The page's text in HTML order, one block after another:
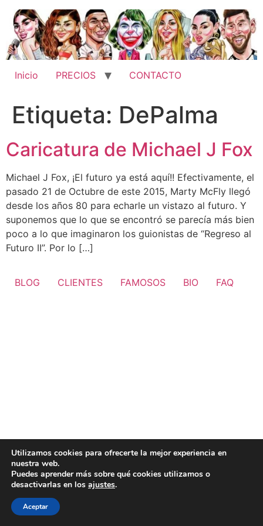
contenido
Inicio PRECIOS CONTACTO
Etiqueta: DePalma
Caricatura de Michael J Fox
Michael J Fox, ¡El futuro ya está aquí!! Efectivamente, el
pasado 21 de Octubre de este 2015, Marty McFly llegó
desde los años 80 para echarle un vistazo al futuro. Y
suponemos que lo que se encontró se parecía más bien
poco a lo que imaginaron los guionistas de “Regreso al
Futuro II”. Por lo […]
BLOG CLIENTES FAMOSOS BIO FAQ
Utilizamos cookies para ofrecerte la mejor experiencia en
nuestra web.
Puedes aprender más sobre qué cookies utilizamos o
desactivarlas en los ajustes.
Aceptar